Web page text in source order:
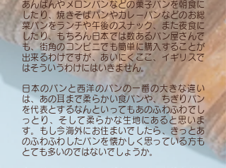
あんぱんやメロンパンなどの菓子パンを朝食に
したり、焼きそばパンやカレーパンなどのお総
菜パンをランチや午後のスナック、また夜食に
したり、もちろん日本では数あるパン屋さんで
も、街角のコンビニでも簡単に購入することが
出来るわけですが、あいにくここ、イギリスで
はそういうわけにはいきません。
日本のパンと西洋のパンの一番の大きな違い
は、あの耳まで柔らかい食パンや、ちぎりパン
を代表とするなんといってもあのふわふわでし
っとり、そして柔らかな生地にあると思いま
す。もし今海外にお住まいでしたら、きっとあ
のふわふわしたパンを懐かしく思っている方も
とても多いのではないでしょうか。